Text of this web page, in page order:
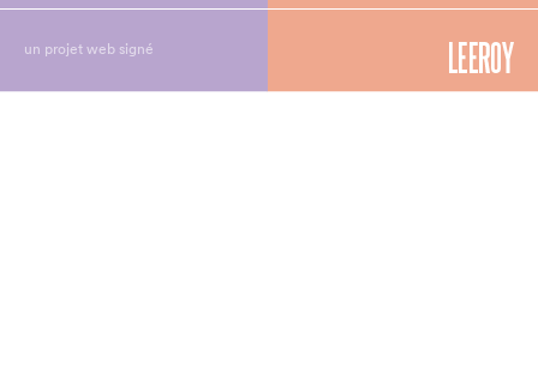
un projet web signé